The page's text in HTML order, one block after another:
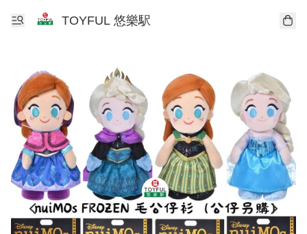
TOYFUL 悠樂駅